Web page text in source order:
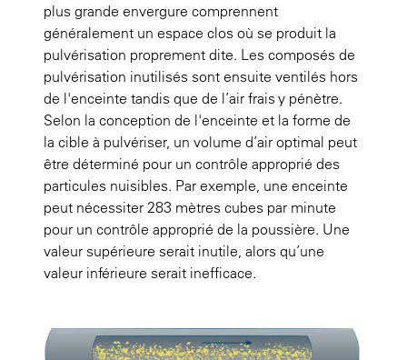
plus grande envergure comprennent
généralement un espace clos où se produit la
pulvérisation proprement dite. Les composés de
pulvérisation inutilisés sont ensuite ventilés hors
de l'enceinte tandis que de l’air frais y pénètre.
Selon la conception de l'enceinte et la forme de
la cible à pulvériser, un volume d’air optimal peut
être déterminé pour un contrôle approprié des
particules nuisibles. Par exemple, une enceinte
peut nécessiter 283 mètres cubes par minute
pour un contrôle approprié de la poussière. Une
valeur supérieure serait inutile, alors qu’une
valeur inférieure serait inefficace.